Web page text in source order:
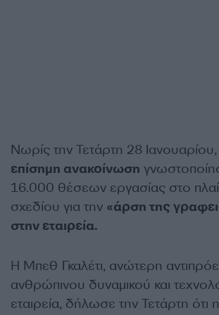
Νωρίς την Τετάρτη 28
επίσημη ανακοίνωση
16.000 θέσεων εργασίας στο
σχεδίου για την «άρση της
στην εταιρεία.
Η Μπεθ Γκαλέτι, ανώτερη
ανθρώπινου δυναμικού και
εταιρεία, δήλωσε την Τετάρτη ότι